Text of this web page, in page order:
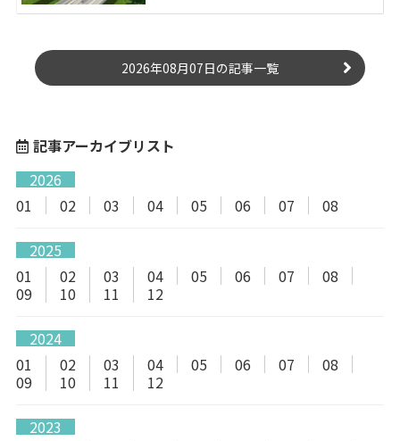
2026年08月07日の記事一覧
記事アーカイブリスト
2026
01
02 03 04 05 06 07 08
2025
01
02 03 04 05 06 07
08
09
10 11 12
2024
01
02 03 04 05 06 07
08
09
10 11 12
2023